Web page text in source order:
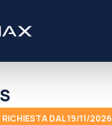
RICHIESTA DAL 19/11/2026